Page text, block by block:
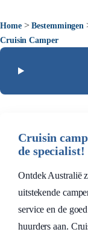
Home>Bestemmingen
Cruisin Camper
Cruisin
de specialist!
Ontdek Australië
uitstekende
service en de
huurders aan.